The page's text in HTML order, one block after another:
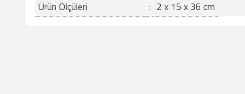
Ürün Ölçüleri
: 2 x 15 x 36 cm